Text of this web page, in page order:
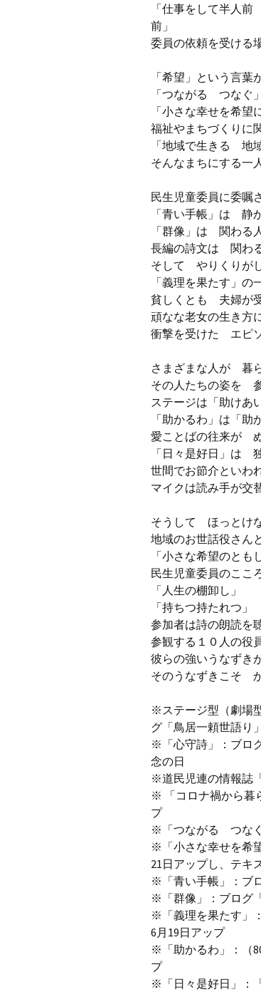
「仕事をして半人
前」
委員の依頼を受ける
「希望」という言
「つながる つなぐ」
「小さな幸せを希望
福祉やまちづくりに
「地域で生きる 地
そんなまちにする一
民生児童委員に委嘱
「青い手帳」は 静
「群像」は 関わる
長編の詩文は 関わ
そして やりくりが
「義理を果たす」
貧しくとも 夫婦が
頑なな老女の生き
衝撃を受けた エピ
さまざまな人が 暮
その人たちの姿を
ステージは「助けあ
「助かるわ」は「
愛ことばの往来が
「日々是好日」は
世間でお節介といわ
マイクは読み手が交
そうして ほっとけ
地域のお世話役さん
「小さな希望のとも
民生児童委員のここ
「人生の棚卸し」
「持ちつ持たれつ」
参加者は詩の朗読を
参観する１０人の役
彼らの強いうなずき
そのうなずきこそ
※ステージ型（劇場
グ「鳥居一頼世語り
※「心守詩」：ブロ
念の日
※道民児連の情報誌
※ 「コロナ禍から暮
プ
※「つながる つなぐ
※「小さな幸せを希
21日アップし、テキ
※「青い手帳」：ブ
※「群像」：ブログ
※「義理を果たす」
6月19日アップ
※「助かるわ」：（
プ
※「日々是好日」：